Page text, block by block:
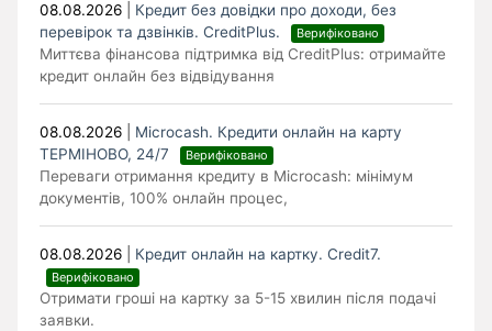
08.08.2026
Кредит без довідки про доходи, без
перевірок та дзвінків. CreditPlus.
Верифіковано
Миттєва фінансова підтримка від CreditPlus: отримайте
кредит онлайн без відвідування
08.08.2026
Microcash. Кредити онлайн на карту
ТЕРМІНОВО, 24/7
Верифіковано
Переваги отримання кредиту в Microcash: мінімум
документів, 100% онлайн процес,
08.08.2026 Кредит онлайн на картку. Credit7.
Верифіковано
Отримати гроші на картку за 5-15 хвилин після подачі
заявки.